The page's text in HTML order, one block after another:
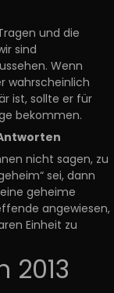
und die
sind
Wenn
wahrscheinlich
ist, sollte er für
bekommen.
nicht sagen, zu
sei, dann
geheime
angewiesen,
Einheit zu
2013